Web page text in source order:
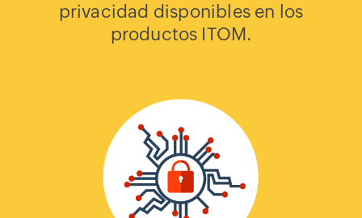
privacidad disponibles en los
productos ITOM.